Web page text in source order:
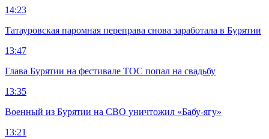
14:23
Татауровская паромная переправа снова заработала в Бурятии
13:47
Глава Бурятии на фестивале ТОС попал на свадьбу
13:35
Военный из Бурятии на СВО уничтожил «Бабу-ягу»
13:21